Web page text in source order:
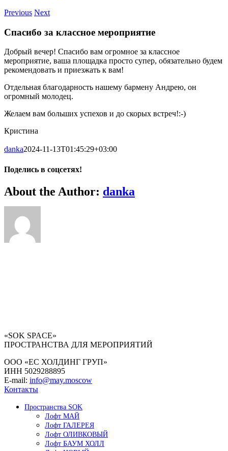
Previous Next
Спасибо за классное мероприятие
Добрый вечер! Спасибо вам огромное за классное
мероприятие, ваша площадка просто супер, обязательно будем
рекомендовать и приезжать к вам!
Отдельная благодарность нашему бармену Андрею, он
огромный молодец.
Желаем вам больших успехов и до скорых встреч!:-)
Кристина
danka2024-11-13T01:45:29+03:00
Поделись в соцсетях!
facebook
whatsapp
vk
Email
About the Author: danka
«SOK SPACE»
ПРОСТРАНСТВА ДЛЯ МЕРОПРИЯТИЙ
ООО «ЕС ХОЛДИНГ ГРУП»
ИНН 5029288895
E-mail: info@may.moscow
Контакты
Пространства SOK
Лофт МАЙ
Лофт ГАЛЕРЕЯ
Лофт ОЛИВКОВЫЙ
Лофт БАУМ ХОЛЛ